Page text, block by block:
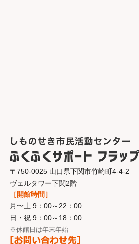
〒750-0025 山口県下関市竹崎町4-4-2
ヴェルタワー下関2階
［開館時間］
月〜土 9：00～22：00
日・祝 9：00～18：00
※休館日は年末年始